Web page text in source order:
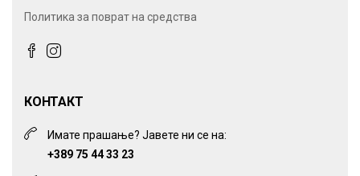
Политика за поврат на средства
КОНТАКТ
Имате прашање? Јавете ни се на:
+389 75 44 33 23